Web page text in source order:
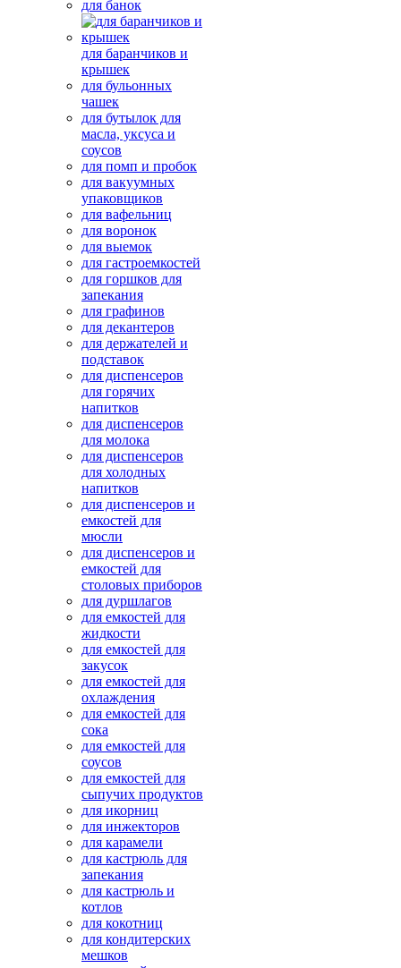
для банок
для баранчиков и
крышек
для бульонных
чашек
для бутылок для
масла, уксуса и
соусов
для помп и пробок
для вакуумных
упаковщиков
для вафельниц
для воронок
для выемок
для гастроемкостей
для горшков для
запекания
для графинов
для декантеров
для держателей и
подставок
для диспенсеров
для горячих
напитков
для диспенсеров
для молока
для диспенсеров
для холодных
напитков
для диспенсеров и
емкостей для
мюсли
для диспенсеров и
емкостей для
столовых приборов
для дуршлагов
для емкостей для
жидкости
для емкостей для
закусок
для емкостей для
охлаждения
для емкостей для
сока
для емкостей для
соусов
для емкостей для
сыпучих продуктов
для икорниц
для инжекторов
для карамели
для кастрюль для
запекания
для кастрюль и
котлов
для кокотниц
для кондитерских
мешков